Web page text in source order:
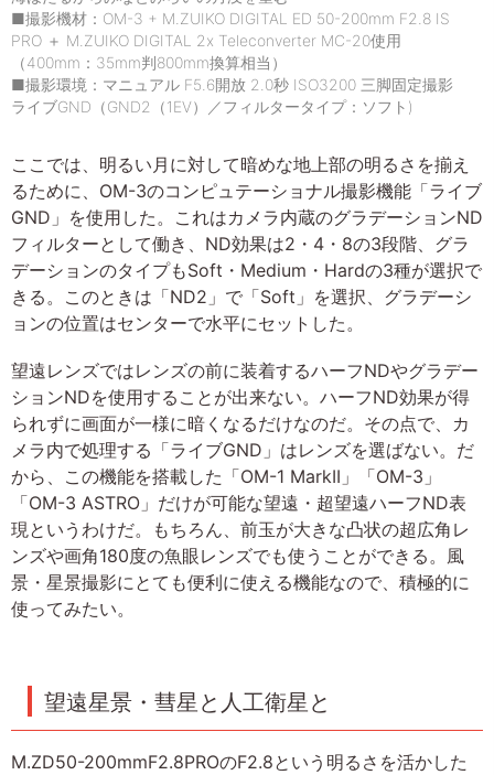
■撮影機材：OM-3 + M.ZUIKO DIGITAL ED 50-200mm F2.8 IS
PRO ＋ M.ZUIKO DIGITAL 2x Teleconverter MC-20使用
（400mm：35mm判800mm換算相当）
■撮影環境：マニュアル F5.6開放 2.0秒 ISO3200 三脚固定撮影
ライブGND（GND2（1EV）／フィルタータイプ：ソフト)
ここでは、明るい月に対して暗めな地上部の明るさを揃え
るために、OM-3のコンピュテーショナル撮影機能「ライブ
GND」を使用した。これはカメラ内蔵のグラデーションND
フィルターとして働き、ND効果は2・4・8の3段階、グラ
デーションのタイプもSoft・Medium・Hardの3種が選択で
きる。このときは「ND2」で「Soft」を選択、グラデーシ
ョンの位置はセンターで水平にセットした。
望遠レンズではレンズの前に装着するハーフNDやグラデー
ションNDを使用することが出来ない。ハーフND効果が得
られずに画面が一様に暗くなるだけなのだ。その点で、カ
メラ内で処理する「ライブGND」はレンズを選ばない。だ
から、この機能を搭載した「OM-1 MarkII」「OM-3」
「OM-3 ASTRO」だけが可能な望遠・超望遠ハーフND表
現というわけだ。もちろん、前玉が大きな凸状の超広角レ
ンズや画角180度の魚眼レンズでも使うことができる。風
景・星景撮影にとても便利に使える機能なので、積極的に
使ってみたい。
望遠星景・彗星と人工衛星と
M.ZD50-200mmF2.8PROのF2.8という明るさを活かした